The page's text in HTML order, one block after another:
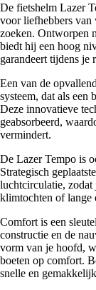
De fietshelm Lazer
voor liefhebbers van
zoeken. Ontworpen
biedt hij een hoog
garandeert tijdens je
Een van de
systeem, dat als een
Deze innovatieve
geabsorbeerd,
vermindert.
De Lazer Tempo is
Strategisch
luchtcirculatie, zodat
klimtochten of lange
Comfort is een
constructie en de
vorm van je hoofd,
boeten op comfort.
snelle en